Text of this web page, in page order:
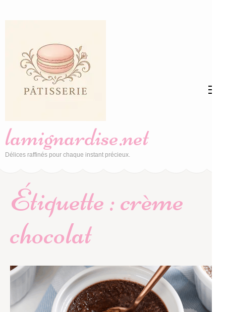
(Pressez
Entrée)
lamignardise.net
Délices raffinés pour chaque instant précieux.
Étiquette :crème
chocolat